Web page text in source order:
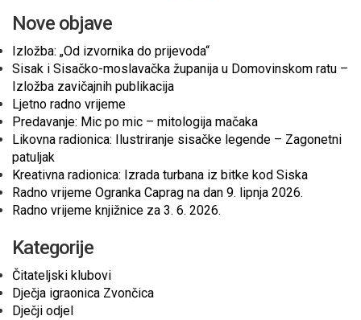
Nove objave
Izložba: „Od izvornika do prijevoda“
Sisak i Sisačko-moslavačka županija u Domovinskom ratu –
Izložba zavičajnih publikacija
Ljetno radno vrijeme
Predavanje: Mic po mic – mitologija mačaka
Likovna radionica: Ilustriranje sisačke legende – Zagonetni
patuljak
Kreativna radionica: Izrada turbana iz bitke kod Siska
Radno vrijeme Ogranka Caprag na dan 9. lipnja 2026.
Radno vrijeme knjižnice za 3. 6. 2026.
Kategorije
Čitateljski klubovi
Dječja igraonica Zvončica
Dječji odjel